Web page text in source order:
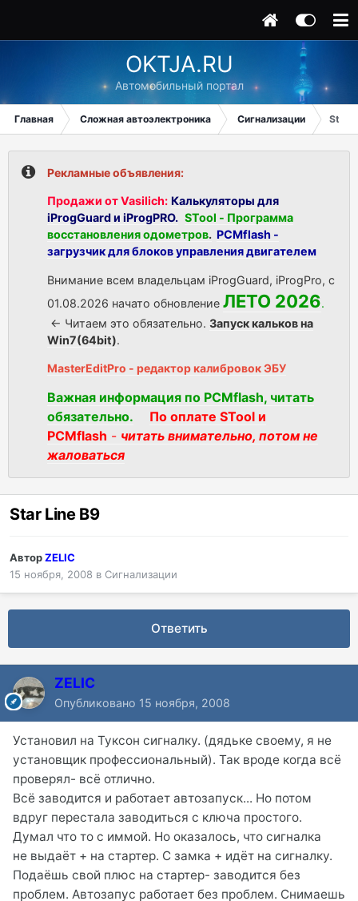
OKTJA.RU
Автомобильный портал
Главная Сложная автоэлектроника Сигнализации Star
Рекламные объявления:
Продажи от Vasilich: Калькуляторы для
iProgGuard и iProgPRO. STool - Программа
восстановления одометров. PCMflash -
загрузчик для блоков управления двигателем
Внимание всем владельцам iProgGuard, iProgPro, с
01.08.2026 начато обновление ЛЕТО 2026.
<- Читаем это обязательно. Запуск кальков на
Win7(64bit).
MasterEditPro - редактор калибровок ЭБУ
Важная информация по PCMflash, читать
обязательно.
По оплате STool и
PCMflash - читать внимательно, потом не
жаловаться
Star Line В9
АвторZELIC
15 ноября, 2008 в Сигнализации
Ответить
ZELIC
Опубликовано 15 ноября, 2008
Установил на Туксон сигналку. (дядьке своему, я не
установщик профессиональный). Так вроде когда всё
проверял- всё отлично.
Всё заводится и работает автозапуск... Но потом
вдруг перестала заводиться с ключа простого.
Думал что то с иммой. Но оказалось, что сигналка
не выдаёт + на стартер. С замка + идёт на сигналку.
Подаёшь свой плюс на стартер- заводится без
проблем. Автозапус работает без проблем. Снимаешь